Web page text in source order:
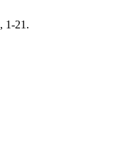
, 1-21.